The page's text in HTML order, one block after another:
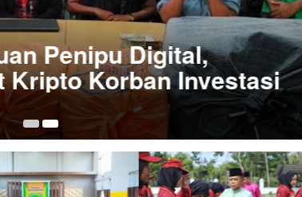
Penipu Digital,
Kripto Korban Investasi